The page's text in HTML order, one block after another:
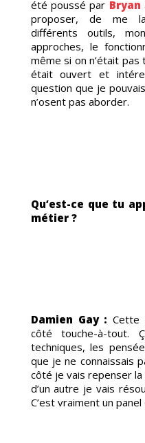
été poussé par Bryan
proposer, de me
différents outils,
approches, le
même si on n’était pas
était ouvert et
question que je
n’osent pas aborder.
Qu’est-ce que tu
métier ?
Damien Gay : Cette
côté touche-à-tout.
techniques, les
que je ne connaissais
côté je vais repenser
d’un autre je vais
C’est vraiment un